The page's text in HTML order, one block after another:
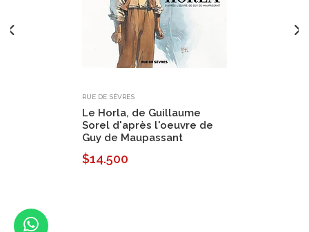
RUE DE SÈVRES
Le Horla, de Guillaume
Sorel d'après l'oeuvre de
Guy de Maupassant
$14.500